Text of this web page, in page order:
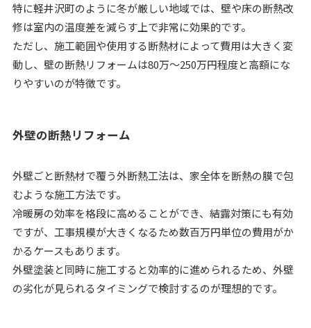
特に軽井沢町のように冬が厳しい地域では、壁や床の断熱改
修は室内の温度差を減らす上で非常に効果的です。
ただし、施工範囲や使用する断熱材によって費用は大きく変
動し、壁の断熱リフォームは80万〜250万円程度と高額にな
りやすいのが特徴です。
外壁の断熱リフォーム
外壁ごと断熱材で覆う外断熱工法は、家全体を断熱の膜で包
むような施工方法です。
冷暖房の効率を格段に高めることができ、結露対策にも有効
ですが、工事規模が大きくなるため数百万円単位の費用がか
かるケースもあります。
外壁塗装と同時に施工すると効率的に進められるため、外壁
の劣化が見られるタイミングで検討するのが理想的です。